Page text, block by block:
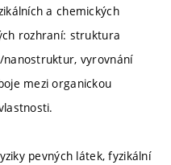
a chemických
rozhraní: struktura
vyrovnání
mezi organickou
pevných látek, fyzikální